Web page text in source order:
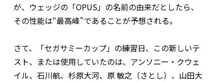
が、ウェッジの「OPUS」の名前の由来だとしたら、
その性能は“最高峰”であることが予想される。
さて、「セガサミーカップ」の練習日、この新しいテ
スト、または使用していたのは、アンソニー・クウェ
イル、石川航、杉原大河、原 敏之（さとし）、山田大